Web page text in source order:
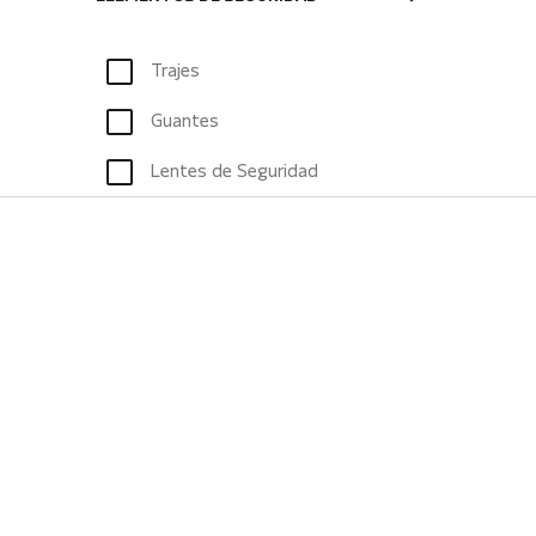
Trajes
Guantes
Lentes de Seguridad